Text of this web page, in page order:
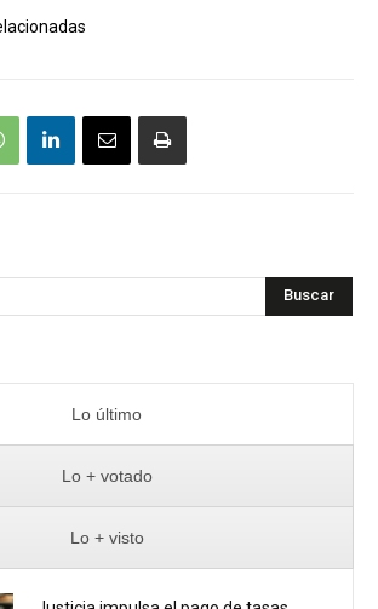
Buscar
Lo último
Lo + votado
Lo + visto